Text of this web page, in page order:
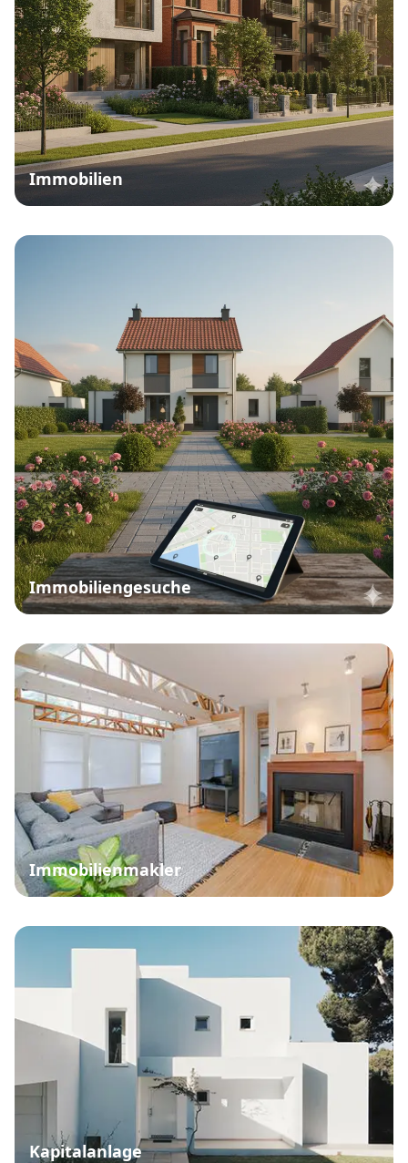
Immobilien
Immobiliengesuche
Immobilienmakler
Kapitalanlage